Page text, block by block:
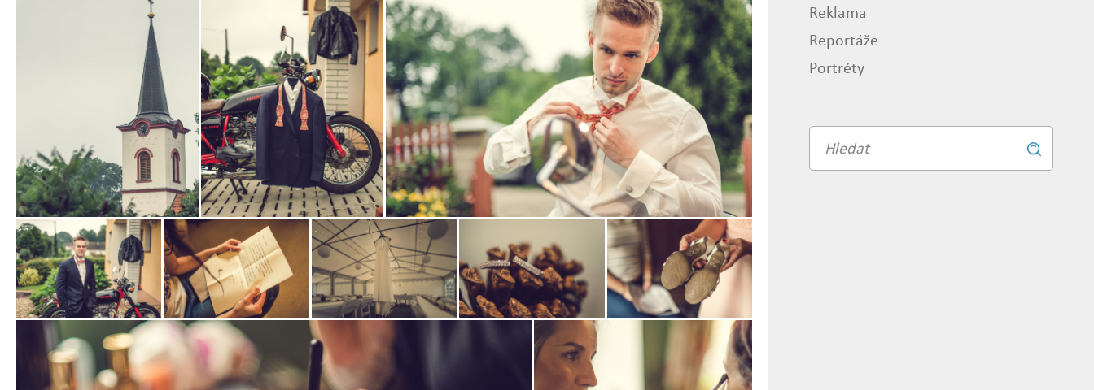
Zobrazit
fotografii
Zobrazit
fotografii
Zobrazit
fotografii
Zobrazit
fotografii
Zobrazit
fotografii
fotografii
Reklama
Reportáže
Portréty
Vyhledávání